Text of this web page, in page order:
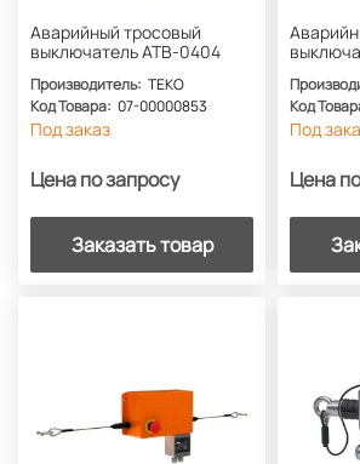
Аварийный тросовый
выключатель АТВ-0404
Производитель: ТЕКО
Код Товара: 07-00000853
Под заказ
Цена по запросу
Заказать товар
Код
Под
Цена